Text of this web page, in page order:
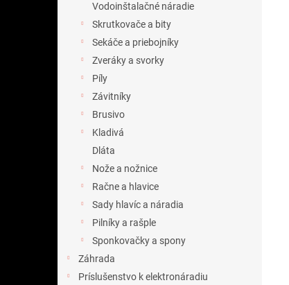
Vodoinštalačné náradie
Skrutkovače a bity
Sekáče a priebojníky
Zveráky a svorky
Píly
Závitníky
Brusivo
Kladivá
Dláta
Nože a nožnice
Račne a hlavice
Sady hlavíc a náradia
Pilníky a rašple
Sponkovačky a spony
Záhrada
Príslušenstvo k elektronáradiu